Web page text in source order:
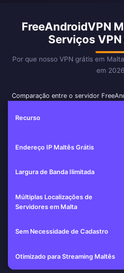
FreeAndroidVPN
Serviços
Por que nosso VPN grátis em
em 2026
Comparação entre o servidor
Recurso
Endereço IP Maltês Grátis
Largura de Banda Ilimitada
Múltiplas Localizações de
Servidores em Malta
Sem Necessidade de Cadastro
Otimizado para Streaming Maltês